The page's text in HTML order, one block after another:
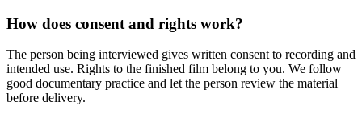
How does consent and rights work?
The person being interviewed gives written consent to recording and
intended use. Rights to the finished film belong to you. We follow
good documentary practice and let the person review the material
before delivery.